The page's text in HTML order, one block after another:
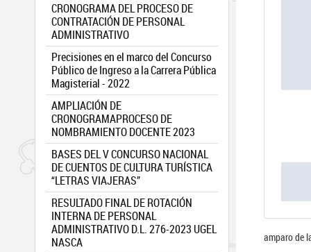
CRONOGRAMA DEL PROCESO DE
CONTRATACIÓN DE PERSONAL
ADMINISTRATIVO
Precisiones en el marco del Concurso
Público de Ingreso a la Carrera Pública
Magisterial - 2022
AMPLIACIÓN DE
CRONOGRAMAPROCESO DE
NOMBRAMIENTO DOCENTE 2023
BASES DEL V CONCURSO NACIONAL
DE CUENTOS DE CULTURA TURÍSTICA
“LETRAS VIAJERAS”
RESULTADO FINAL DE ROTACIÓN
INTERNA DE PERSONAL
ADMINISTRATIVO D.L. 276-2023 UGEL
NASCA
amparo de